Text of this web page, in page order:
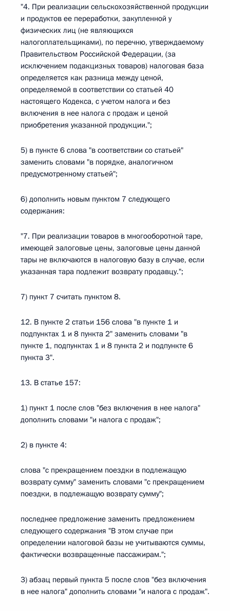
"4. При реализации сельскохозяйственной продукции
и продуктов ее переработки, закупленной у
физических лиц (не являющихся
налогоплательщиками), по перечню, утверждаемому
Правительством Российской Федерации, (за
исключением подакцизных товаров) налоговая база
определяется как разница между ценой,
определяемой в соответствии со статьей 40
настоящего Кодекса, с учетом налога и без
включения в нее налога с продаж и ценой
приобретения указанной продукции.";
5) в пункте 6 слова "в соответствии со статьей"
заменить словами "в порядке, аналогичном
предусмотренному статьей";
6) дополнить новым пунктом 7 следующего
содержания:
"7. При реализации товаров в многооборотной таре,
имеющей залоговые цены, залоговые цены данной
тары не включаются в налоговую базу в случае, если
указанная тара подлежит возврату продавцу.";
7) пункт 7 считать пунктом 8.
12. В пункте 2 статьи 156 слова "в пункте 1 и
подпунктах 1 и 8 пункта 2" заменить словами "в
пункте 1, подпунктах 1 и 8 пункта 2 и подпункте 6
пункта 3".
13. В статье 157:
1) пункт 1 после слов "без включения в нее налога"
дополнить словами "и налога с продаж";
2) в пункте 4:
слова "с прекращением поездки в подлежащую
возврату сумму" заменить словами "с прекращением
поездки, в подлежащую возврату сумму";
последнее предложение заменить предложением
следующего содержания "В этом случае при
определении налоговой базы не учитываются суммы,
фактически возвращенные пассажирам.";
3) абзац первый пункта 5 после слов "без включения
в нее налога" дополнить словами "и налога с продаж".